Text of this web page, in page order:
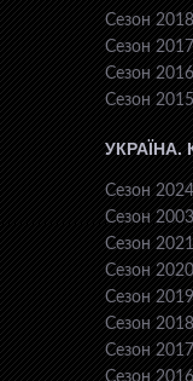
Сезон
Сезон
Сезон
Сезон
УКРАЇНА.
Сезон
Сезон
Сезон
Сезон
Сезон
Сезон
Сезон
Сезон